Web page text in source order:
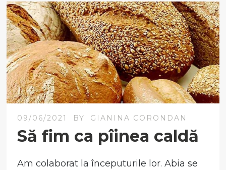
09/06/2021 BY GIANINA CORONDAN
Să fim ca pîinea caldă
Am colaborat la începuturile lor. Abia se